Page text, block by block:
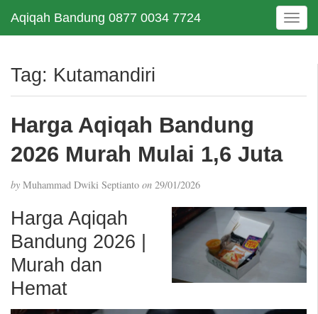
Aqiqah Bandung 0877 0034 7724
T
o
e
t
Tag: Kutamandiri
Harga Aqiqah Bandung
2026 Murah Mulai 1,6 Juta
by Muhammad Dwiki Septianto on 29/01/2026
Harga Aqiqah
Bandung 2026 |
Murah dan
Hemat